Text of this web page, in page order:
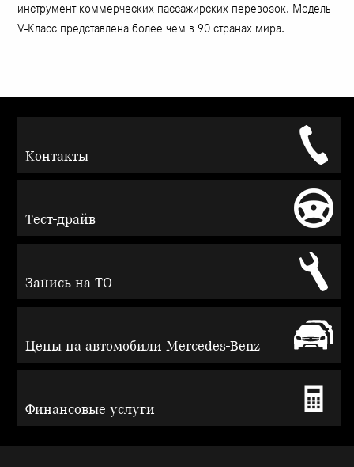
инструмент коммерческих пассажирских перевозок. Модель
V-Класс представлена более чем в 90 странах мира.
Контакты
Тест-драйв
Запись на ТО
Цены на автомобили Mercedes-Benz
Финансовые услуги